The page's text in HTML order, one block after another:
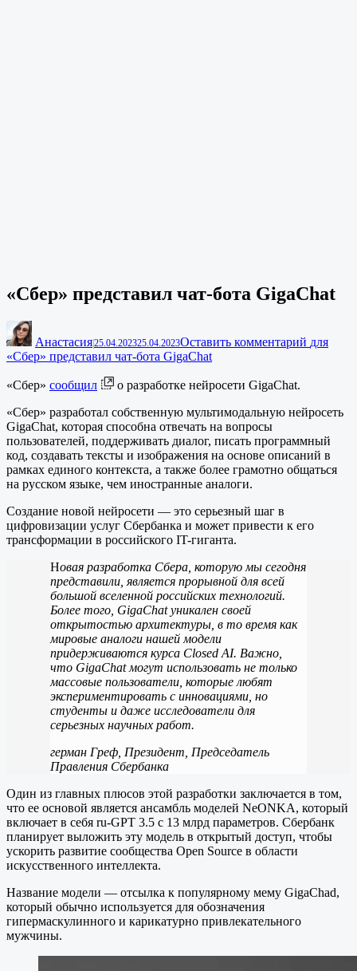
«Сбер» представил чат-бота GigaChat
Анастасия|25.04.202325.04.2023Оставить комментарий для
«Сбер» представил чат-бота GigaChat
«Сбер» сообщил
о разработке нейросети GigaChat.
«Сбер» разработал собственную мультимодальную нейросеть
GigaChat, которая способна отвечать на вопросы
пользователей, поддерживать диалог, писать программный
код, создавать тексты и изображения на основе описаний в
рамках единого контекста, а также более грамотно общаться
на русском языке, чем иностранные аналоги.
Создание новой нейросети — это серьезный шаг в
цифровизации услуг Сбербанка и может привести к его
трансформации в российского IT-гиганта.
Новая разработка Сбера, которую мы сегодня
представили, является прорывной для всей
большой вселенной российских технологий.
Более того, GigaChat уникален своей
открытостью архитектуры, в то время как
мировые аналоги нашей модели
придерживаются курса Closed AI. Важно,
что GigaChat могут использовать не только
массовые пользователи, которые любят
экспериментировать с инновациями, но
студенты и даже исследователи для
серьезных научных работ.
герман Греф, Президент, Председатель
Правления Сбербанка
Один из главных плюсов этой разработки заключается в том,
что ее основой является ансамбль моделей NeONKA, который
включает в себя ru-GPT 3.5 с 13 млрд параметров. Сбербанк
планирует выложить эту модель в открытый доступ, чтобы
ускорить развитие сообщества Open Source в области
искусственного интеллекта.
Название модели — отсылка к популярному мему GigaChad,
который обычно используется для обозначения
гипермаскулинного и карикатурно привлекательного
мужчины.